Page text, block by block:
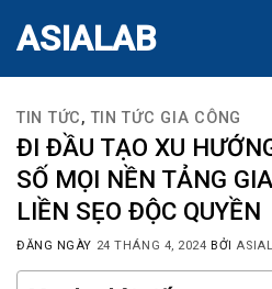
ASIALAB
TIN TỨC,TIN TỨC GIA CÔNG
ĐI ĐẦU TẠO XU
SỐ MỌI NỀN TẢNG
LIỀN SẸO ĐỘC QUYỀN
ĐĂNG NGÀY 24 THÁNG 4, 2024 BỞI